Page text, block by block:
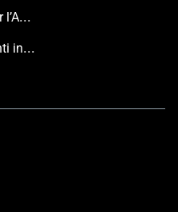
Domal sostiene il Fondo per l’Ambiente Italiano anche per le Giornate FAI di Primavera 2024
Manutenzione dei serramenti in alluminio